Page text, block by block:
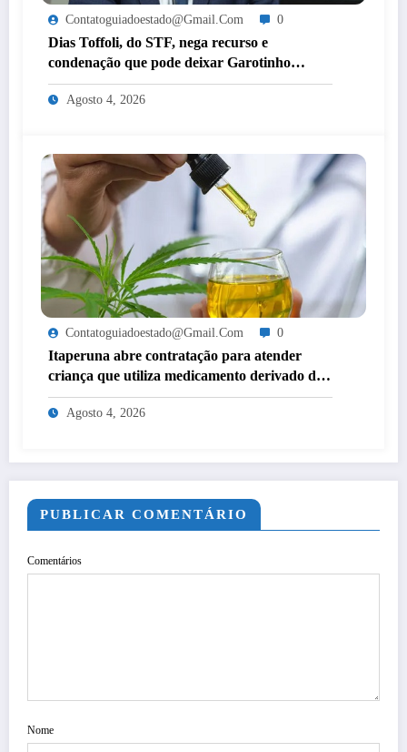
Contatoguiadoestado@gmail.com 0
Dias Toffoli, do STF, nega recurso e
condenação que pode deixar Garotinho
inelegível agora é definitiva
Agosto 4, 2026
Contatoguiadoestado@gmail.com 0
Itaperuna abre contratação para atender
criança que utiliza medicamento derivado de
cannabis por decisão judicial
Agosto 4, 2026
PUBLICAR COMENTÁRIO
Comentários
Nome